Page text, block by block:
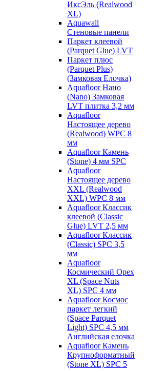
ИксЭль (Realwood
XL)
Aquawall
Стеновые панели
Паркет клеевой
(Parquet Glue) LVT
Паркет плюс
(Parquet Plus)
(Замковая Елочка)
Aquafloor Нано
(Nano) Замковая
LVT плитка 3,2 мм
Aquafloor
Настоящее дерево
(Realwood) WPC 8
мм
Aquafloor Камень
(Stone) 4 мм SPC
Aquafloor
Настоящее дерево
XXL (Realwood
XXL) WPC 8 мм
Aquafloor Классик
клеевой (Classic
Glue) LVT 2,5 мм
Aquafloor Классик
(Classic) SPC 3,5
мм
Aquafloor
Космический Орех
XL (Space Nuts
XL) SPC 4 мм
Aquafloor Космос
паркет легкий
(Space Parquet
Light) SPC 4,5 мм
Английская елочка
Aquafloor Камень
Крупноформатный
(Stone XL) SPC 5